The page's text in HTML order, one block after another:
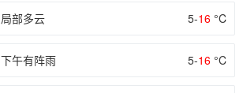
局部多云 5-16 °C
下午有阵雨 5-16 °C